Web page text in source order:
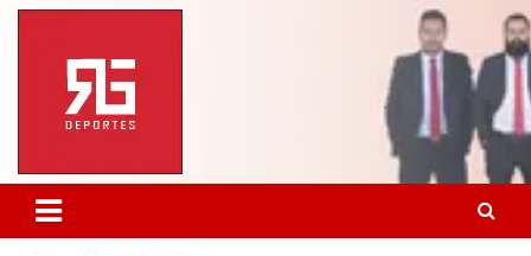
Saltar
contenido